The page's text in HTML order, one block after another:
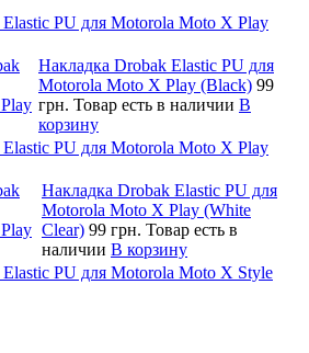
PU для Motorola Moto X Play
Накладка Drobak Elastic PU для
Motorola Moto X Play (Black) 99
грн. Товар есть в наличии В
корзину
PU для Motorola Moto X Play
Накладка Drobak Elastic PU для
Motorola Moto X Play (White
Clear) 99 грн. Товар есть в
наличии В корзину
PU для Motorola Moto X Style